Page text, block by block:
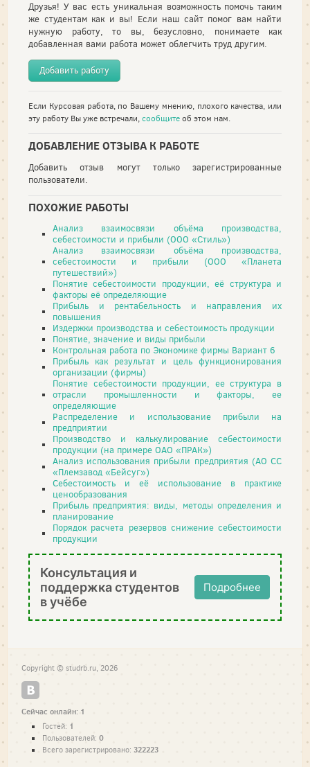
Друзья! У вас есть уникальная возможность помочь таким
же студентам как и вы! Если наш сайт помог вам найти
нужную работу, то вы, безусловно, понимаете как
добавленная вами работа может облегчить труд другим.
Добавить работу
Если Курсовая работа, по Вашему мнению, плохого качества, или
эту работу Вы уже встречали,сообщитеоб этом нам.
ДОБАВЛЕНИЕ ОТЗЫВА К РАБОТЕ
Добавить отзыв могут только зарегистрированные
пользователи.
ПОХОЖИЕ РАБОТЫ
Анализ взаимосвязи объёма производства,
себестоимости и прибыли (ООО «Стиль»)
Анализ взаимосвязи объёма производства,
себестоимости и прибыли (ООО «Планета
путешествий»)
Понятие себестоимости продукции, её структура и
факторы её определяющие
Прибыль и рентабельность и направления их
повышения
Издержки производства и себестоимость продукции
Понятие, значение и виды прибыли
Контрольная работа по Экономике фирмы Вариант 6
Прибыль как результат и цель функционирования
организации (фирмы)
Понятие себестоимости продукции, ее структура в
отрасли промышленности и факторы, ее
определяющие
Распределение и использование прибыли на
предприятии
Производство и калькулирование себестоимости
продукции (на примере ОАО «ПРАК»)
Анализ использования прибыли предприятия (АО СС
«Племзавод «Бейсуг»)
Себестоимость и её использование в практике
ценообразования
Прибыль предприятия: виды, методы определения и
планирование
Порядок расчета резервов снижение себестоимости
продукции
Консультация и
поддержка студентов
в учёбе
Подробнее
Copyright © studrb.ru, 2026
Сейчас онлайн: 1
Гостей: 1
Пользователей: 0
Всего зарегистрировано: 322223